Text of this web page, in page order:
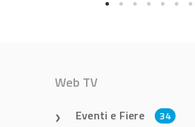
Web TV
Eventi e Fiere 34